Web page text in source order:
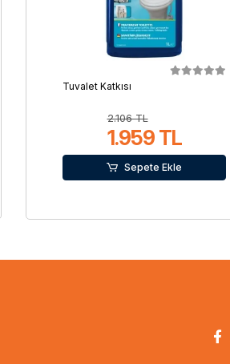
Tuvalet Katkısı
2.106 TL
1.959 TL
Sepete Ekle